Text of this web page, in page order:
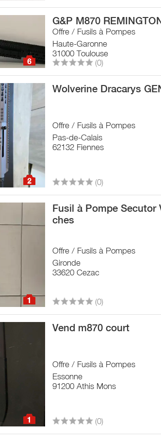
6
G&P M870
Offre / Fusils à Pompes
Haute-Garonne
31000 Toulouse
(0)
2
Wolverine Dracarys
Offre / Fusils à Pompes
Pas-de-Calais
62132 Fiennes
(0)
1
Fusil à Pompe Secutor
ches
Offre / Fusils à Pompes
Gironde
33620 Cezac
(0)
1
Vend m870 court
Offre / Fusils à Pompes
Essonne
91200 Athis Mons
(0)